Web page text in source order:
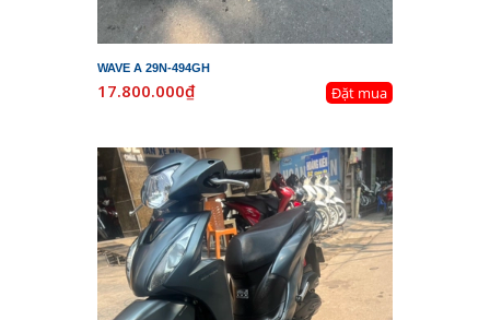
WAVE A 29N-494GH
17.800.000₫ Đặt mua